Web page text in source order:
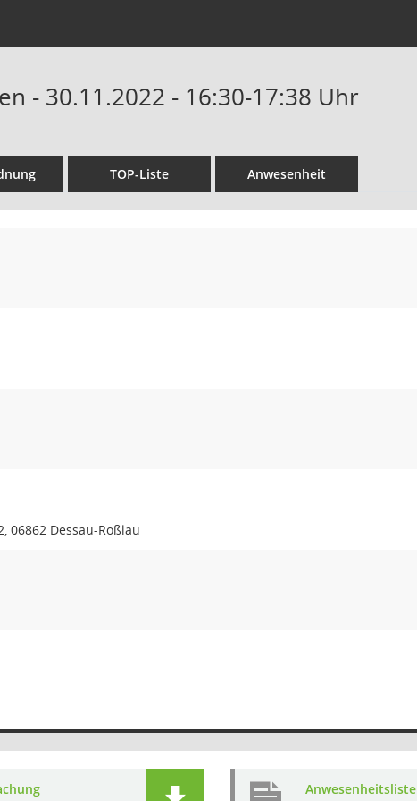
- 30.11.2022 - 16:30-17:38 Uhr
TOP-Liste Anwesenheit
06862 Dessau-Roßlau
Anwesenheitsliste